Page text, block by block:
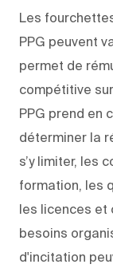
Les
PPG peuvent
permet de
compétitive
PPG prend en
déterminer la
s’y limiter, les
formation, les
les licences et
besoins
d'incitation